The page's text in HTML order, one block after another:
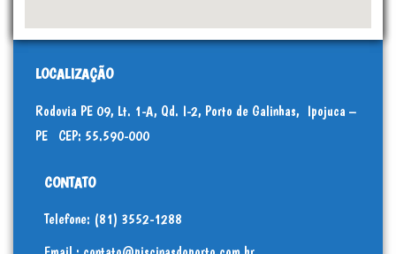
LOCALIZAÇÃO
Rodovia PE 09, Lt. 1-A, Qd. I-2, Porto de Galinhas, Ipojuca –
PE CEP: 55.590-000
CONTATO
Telefone: (81) 3552-1288